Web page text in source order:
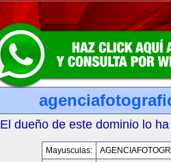
El dueño de este dominio lo
Mayusculas: